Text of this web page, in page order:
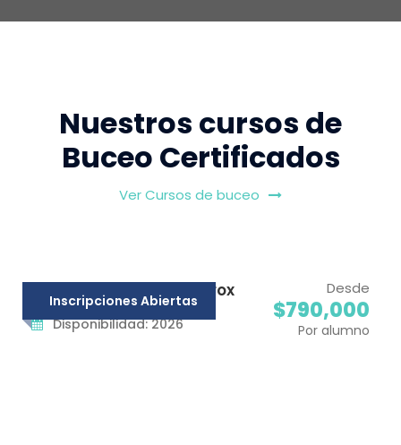
Nuestros cursos de
Buceo Certificados
Ver Cursos de buceo
Inscripciones Abiertas
Curso especialidad Nitrox Desde
$790,000
Por alumno
Disponibilidad: 2026